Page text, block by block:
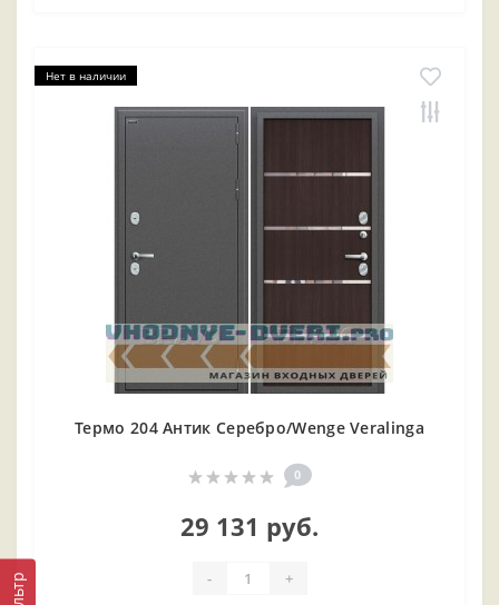
Нет в наличии
Термо 204 Антик Серебро/Wenge Veralinga
0
29 131 руб.
- +